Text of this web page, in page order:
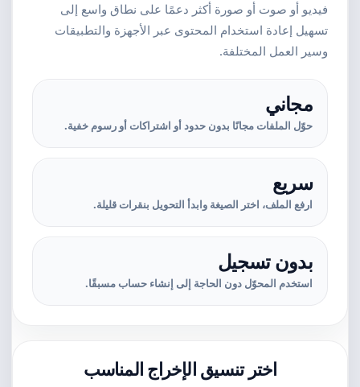
فيديو أو صوت أو صورة أكثر دعمًا على نطاق واسع إلى
تسهيل إعادة استخدام المحتوى عبر الأجهزة والتطبيقات
وسير العمل المختلفة.
مجاني
حوّل الملفات مجانًا بدون حدود أو اشتراكات أو رسوم خفية.
سريع
ارفع الملف، اختر الصيغة وابدأ التحويل بنقرات قليلة.
بدون تسجيل
استخدم المحوّل دون الحاجة إلى إنشاء حساب مسبقًا.
اختر تنسيق الإخراج المناسب